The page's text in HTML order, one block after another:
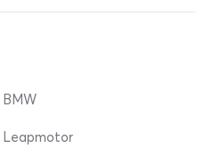
BMW
Leapmotor